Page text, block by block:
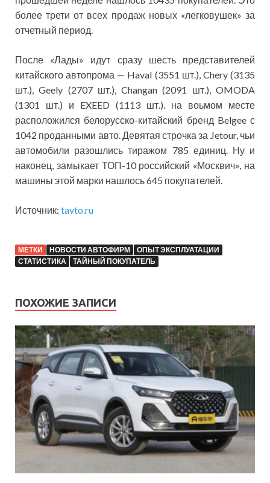
более трети от всех продаж новых «легковушек» за
отчетный период.
После «Лады» идут сразу шесть представителей
китайского автопрома — Haval (3551 шт.), Chery (3135
шт.), Geely (2707 шт.), Changan (2091 шт.), OMODA
(1301 шт.) и EXEED (1113 шт.). на воьмом месте
расположился белорусско-китайский бренд Belgee с
1042 проданными авто. Девятая строчка за Jetour, чьи
автомобили разошлись тиражом 785 единиц. Ну и
наконец, замыкает ТОП-10 российский «Москвич», на
машины этой марки нашлось 645 покупателей.
Источник: tavto.ru
МЕТКИ НОВОСТИ АВТОФИРМ
ОПЫТ ЭКСПЛУАТАЦИИ
СТАТИСТИКА
ТАЙНЫЙ ПОКУПАТЕЛЬ
ПОХОЖИЕ ЗАПИСИ